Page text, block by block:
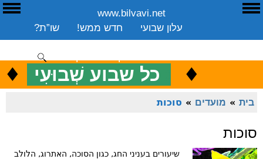
www.bilvavi.net
שו”ת?
חדש ממש!
עלון שבועי
שיעורים שבועי
ספרים
ארכיון
סקירה כללית
ENGLISH ♦ כל שבוע שְׁבוּעִי ♦
בית » מועדים » סוכות
סוכות
שיעורים בעניני החג, כגון הסוכה, האתרוג, הלולב